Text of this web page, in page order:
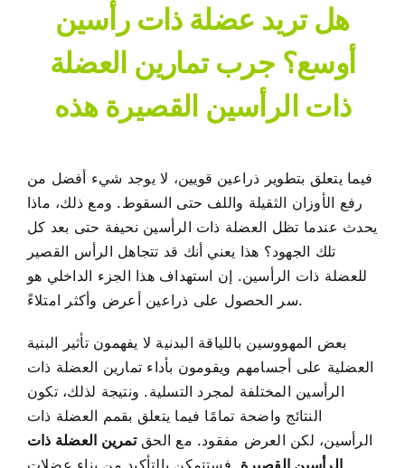
هل تريد عضلة ذات رأسين
أوسع؟ جرب تمارين العضلة
ذات الرأسين القصيرة هذه
فيما يتعلق بتطوير ذراعين قويين، لا يوجد شيء أفضل من
رفع الأوزان الثقيلة واللف حتى السقوط. ومع ذلك، ماذا
يحدث عندما تظل العضلة ذات الرأسين نحيفة حتى بعد كل
تلك الجهود؟ هذا يعني أنك قد تتجاهل الرأس القصير
للعضلة ذات الرأسين. إن استهداف هذا الجزء الداخلي هو
سر الحصول على ذراعين أعرض وأكثر امتلاءً.
بعض المهووسين باللياقة البدنية لا يفهمون تأثير البنية
العضلية على أجسامهم ويقومون بأداء تمارين العضلة ذات
الرأسين المختلفة لمجرد التسلية. ونتيجة لذلك، تكون
النتائج واضحة تمامًا فيما يتعلق بقمم العضلة ذات
الرأسين، لكن العرض مفقود. مع الحقتمرين العضلة ذات
الرأسين القصيرة, فستتمكن بالتأكيد من بناء عضلات